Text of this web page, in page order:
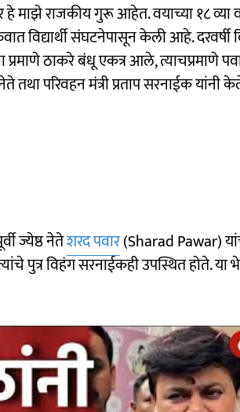
हे माझे राजकीय गुरू आहेत. वयाच्या १८ व्या
विद्यार्थी संघटनेपासून केली आहे. दरवर्षी
ठाकरे बंधू एकत्र आले, त्याचप्रमाणे
परिवहन मंत्री प्रताप सरनाईक यांनी
ज्येष्ठ नेतेशरद पवार(Sharad Pawar)
पुत्र विहंग सरनाईकही उपस्थित होते. या